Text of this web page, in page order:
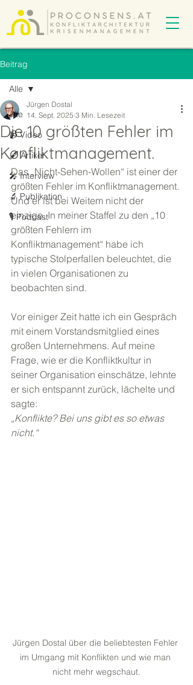
Beitrag
Alle
📹 Video
🖋️ Artikel
🎤 Interview
🔬 Publikation
🎙️ Podcast
Alle
Die 10 größten Fehler im
Konfliktmanagement.
Jürgen Dostal
14. Sept. 2025 3 Min. Lesezeit
Das „Nicht-Sehen-Wollen“ ist einer der
größten Fehler im Konfliktmanagement.
Und er ist bei Weitem nicht der
einzige. In meiner Staffel zu den „10
größten Fehlern im
Konfliktmanagement“ habe ich
typische Stolperfallen beleuchtet, die
in vielen Organisationen zu
beobachten sind.
Vor einiger Zeit hatte ich ein Gespräch
mit einem Vorstandsmitglied eines
großen Unternehmens. Auf meine
Frage, wie er die Konfliktkultur in
seiner Organisation einschätze, lehnte
er sich entspannt zurück, lächelte und
sagte:
„Konflikte? Bei uns gibt es so etwas
nicht.“
Jürgen Dostal über die beliebtesten Fehler
im Umgang mit Konflikten und wie man
nicht mehr wegschaut.